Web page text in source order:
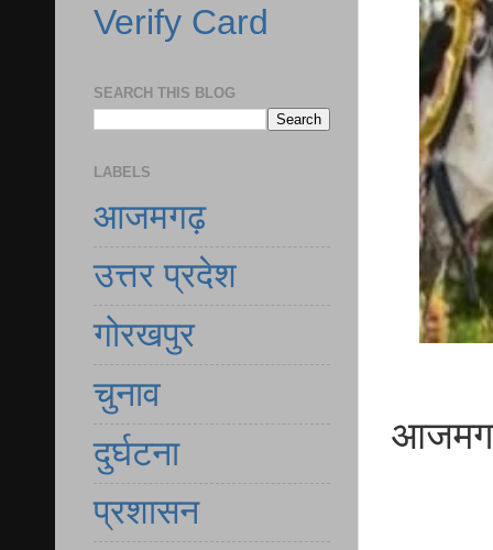
Verify Card
SEARCH THIS BLOG
LABELS
आजमगढ़
उत्तर प्रदेश
गोरखपुर
चुनाव
दुर्घटना
प्रशासन